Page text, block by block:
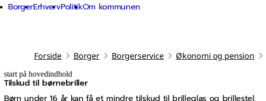
BorgerErhvervPolitikOm kommunen
Forside Borger Borgerservice Økonomi og pension
start på hovedindhold
Tilskud til børnebriller
Børn under 16 år kan få et mindre tilskud til brilleglas og brillestel.
senest opdateret 27. januar 2026